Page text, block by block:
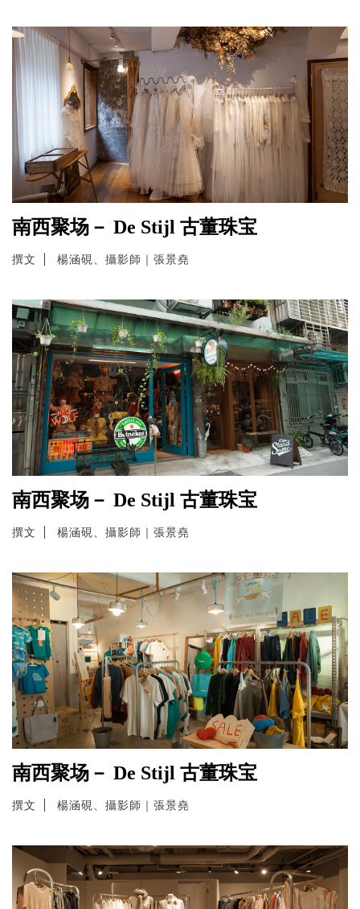
南西聚场－ De Stijl 古董珠宝
撰文 楊涵硯、攝影師｜張景堯
南西聚场－ De Stijl 古董珠宝
撰文 楊涵硯、攝影師｜張景堯
南西聚场－ De Stijl 古董珠宝
撰文 楊涵硯、攝影師｜張景堯